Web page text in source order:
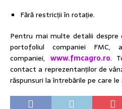
Fără restricții în rotație.
Pentru mai multe detalii despre
portofoliul companiei FMC,
companiei, www.fmcagro.ro.
contact a reprezentanților de
răspunsuri la întrebările pe care le